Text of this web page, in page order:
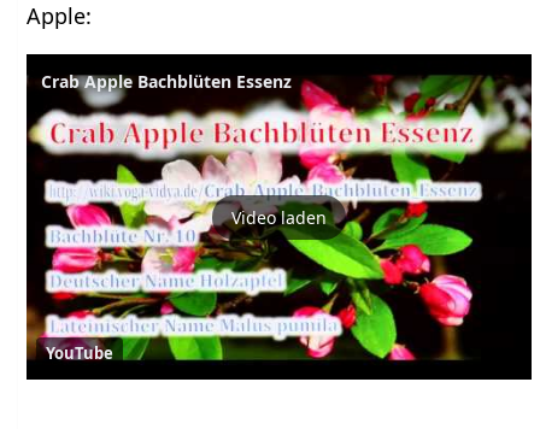
Apple:
Crab Apple Bachblüten Essenz
Video laden
YouTube